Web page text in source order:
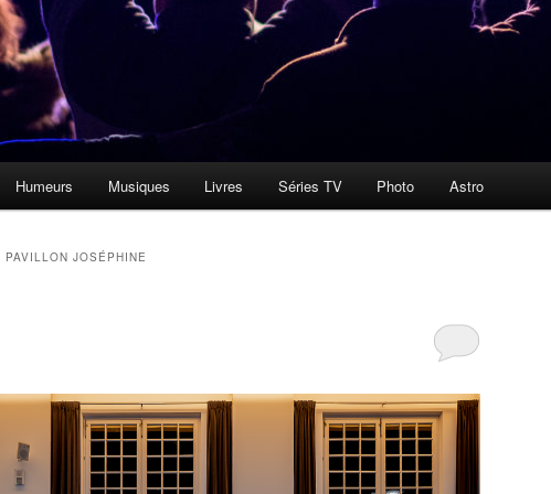
Humeurs Musiques Livres Séries TV Photo Astro
PAVILLON JOSÉPHINE